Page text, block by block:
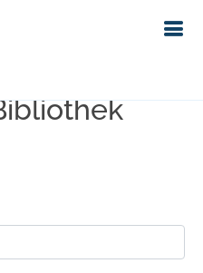
im Bestand